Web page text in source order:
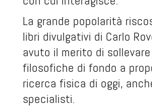
La grande popolarità
libri divulgativi di Carlo
avuto il merito di
filosofiche di fondo a
ricerca fisica di oggi,
specialisti.